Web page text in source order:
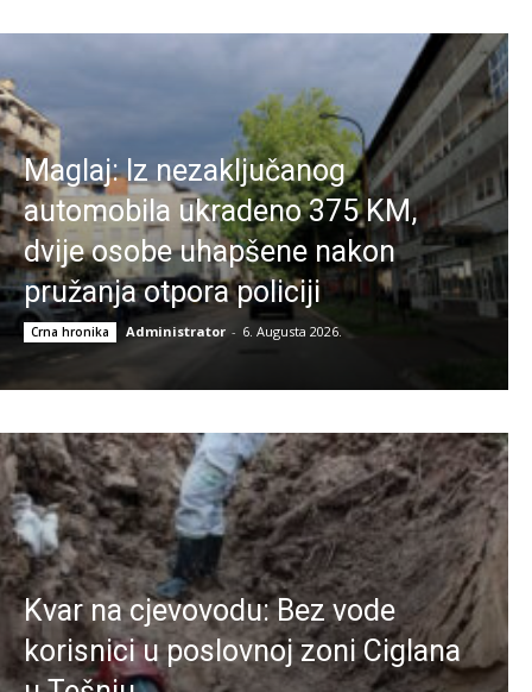
Maglaj: Iz nezaključanog
automobila ukradeno 375 KM,
dvije osobe uhapšene nakon
pružanja otpora policiji
Crna hronika Administrator - 6. Augusta 2026.
Kvar na cjevovodu: Bez vode
korisnici u poslovnoj zoni Ciglana